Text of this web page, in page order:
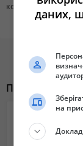
коллекции
Похожие
даних,
на